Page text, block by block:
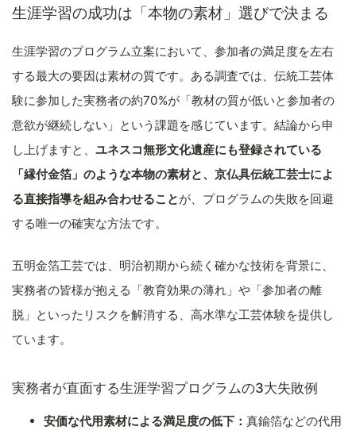
生涯学習の成功は「本物の素材」選びで決まる
生涯学習のプログラム立案において、参加者の満足度を左右
する最大の要因は素材の質です。ある調査では、伝統工芸体
験に参加した実務者の約70%が「教材の質が低いと参加者の
意欲が継続しない」という課題を感じています。結論から申
し上げますと、 ユネスコ無形文化遺産にも登録されている
「縁付金箔」のような本物の素材と、京仏具伝統工芸士によ
る直接指導を組み合わせることが、プログラムの失敗を回避
する唯一の確実な方法です。
五明金箔工芸では、明治初期から続く確かな技術を背景に、
実務者の皆様が抱える「教育効果の薄れ」や「参加者の離
脱」といったリスクを解消する、高水準な工芸体験を提供し
ています。
実務者が直面する生涯学習プログラムの3大失敗例
安価な代用素材による満足度の低下： 真鍮箔などの代用